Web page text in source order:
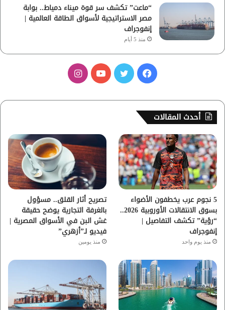
“ماعت” تكشف سر قوة ميناء دمياط.. بوابة
مصر الاستراتيجية لأسواق الطاقة العالمية |
إنفوجراف
منذ 5 أيام
س
ب
و
ك
ر
ي
و
ب
ت
ق
ر
ا
م
أحدث المقالات
5 نجوم عرب يخطفون الأضواء
بسوق الانتقالات الأوروبية 2026..
“رؤية” تكشف التفاصيل |
إنفوجراف
منذ يوم واحد
تصريح أثار القلق.. مسؤول
بالغرفة التجارية يوضح حقيقة
غش البن في الأسواق المصرية |
فيديو لـ”أزهري”
منذ يومين